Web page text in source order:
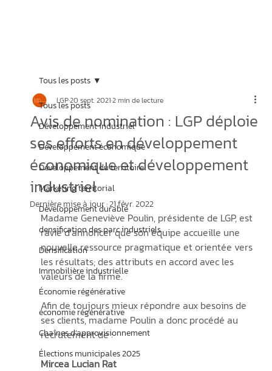
Tous les posts
Développement industriel
Développement économique
Développement du territoire
Marketing territorial
Développement durable
densification des parc industriels
Densification
Immobilière industrielle
Économie régénérative
économie régénérative
Chaînes d’approvisionnement
Élections municipales 2025
Tous les posts
Avis de nomination : LGP déploie
ses efforts en développement
économique et développement
industriel
LGP20 sept. 20212 min de lecture
Dernière mise à jour :21 févr. 2022
Madame Geneviève Poulin, présidente de LGP, est
ravie d’annoncer que son équipe accueille une
nouvelle ressource pragmatique et orientée vers
les résultats; des attributs en accord avec les
valeurs de la firme.
Afin de toujours mieux répondre aux besoins de
ses clients, madame Poulin a donc procédé au
recrutement de :
Mircea Lucian Rat